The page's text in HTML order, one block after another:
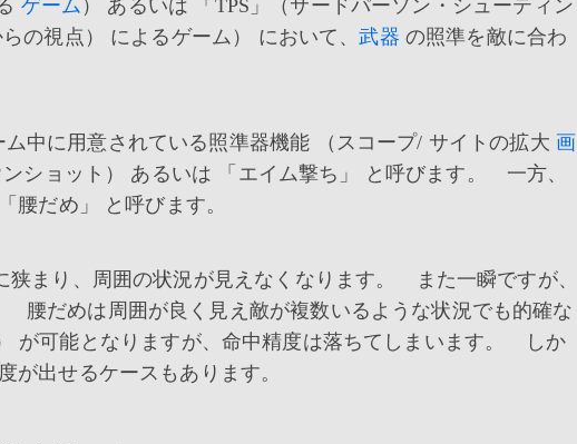
ゲーム ） あるいは 「TPS」（サードパーソン・シューティン
の視点） によるゲーム） において、武器 の照準を敵に合わ
中に用意されている照準器機能 （スコープ/ サイトの拡大 画
ショット） あるいは 「エイム撃ち」 と呼びます。 一方、
腰だめ」 と呼びます。
まり、周囲の状況が見えなくなります。 また一瞬ですが、
腰だめは周囲が良く見え敵が複数いるような状況でも的確な
が可能となりますが、命中精度は落ちてしまいます。 しか
が出せるケースもあります。